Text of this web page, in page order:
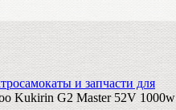
и запчасти для
Kukirin G2 Master 52V 1000w